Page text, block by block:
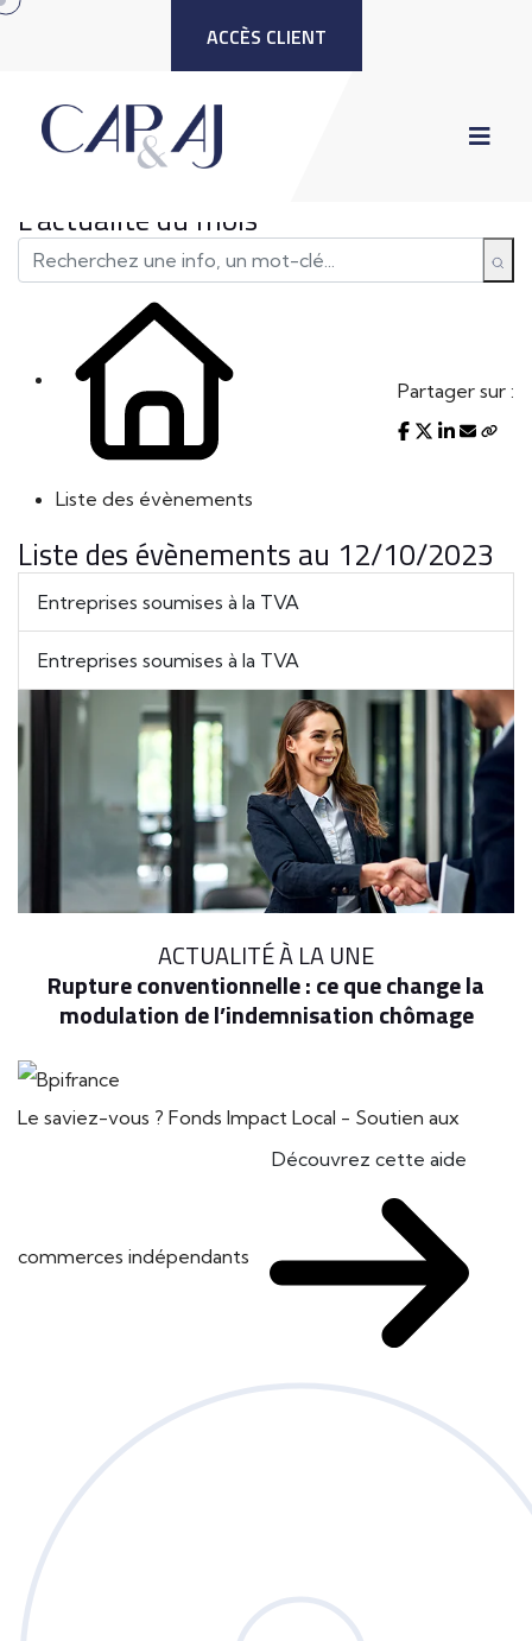
ACCÈS CLIENT
L'actualité du mois
Liste des évènements
Partager sur :
Liste des évènements au 12/10/2023
Entreprises soumises à la TVA
Entreprises soumises à la TVA
ACTUALITÉ À LA UNE
Rupture conventionnelle : ce que change la
modulation de l’indemnisation chômage
Le saviez-vous ? Fonds Impact Local - Soutien aux
commerces indépendants
Découvrez cette aide